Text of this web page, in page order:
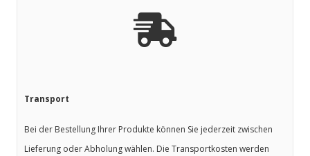
Transport
Bei der Bestellung Ihrer Produkte können Sie jederzeit zwischen
Lieferung oder Abholung wählen. Die Transportkosten werden